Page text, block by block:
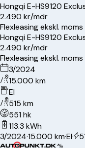
HongqiE-HS9120
2.490 kr/mdr
Flexleasing ekskl. moms
HongqiE-HS9120
2.490 kr/mdr
Flexleasing ekskl. moms
3/2024
15.000 km
El
515 km
551 hk
113.3 kWh
3/2024·15.000 km·El·